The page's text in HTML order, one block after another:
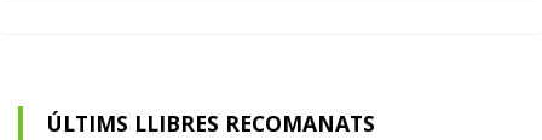
ÚLTIMS LLIBRES RECOMANATS